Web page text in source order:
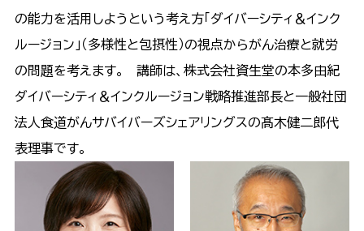
の能力を活用しようという考え方「ダイバーシティ＆インク
ルージョン」（多様性と包摂性）の視点からがん治療と就労
の問題を考えます。 講師は、株式会社資生堂の本多由紀
ダイバーシティ＆インクルージョン戦略推進部長と一般社団
法人食道がんサバイバーズシェアリングスの髙木健二郎代
表理事です。